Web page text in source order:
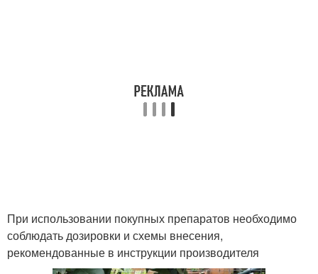
При использовании покупных препаратов необходимо
соблюдать дозировки и схемы внесения,
рекомендованные в инструкции производителя